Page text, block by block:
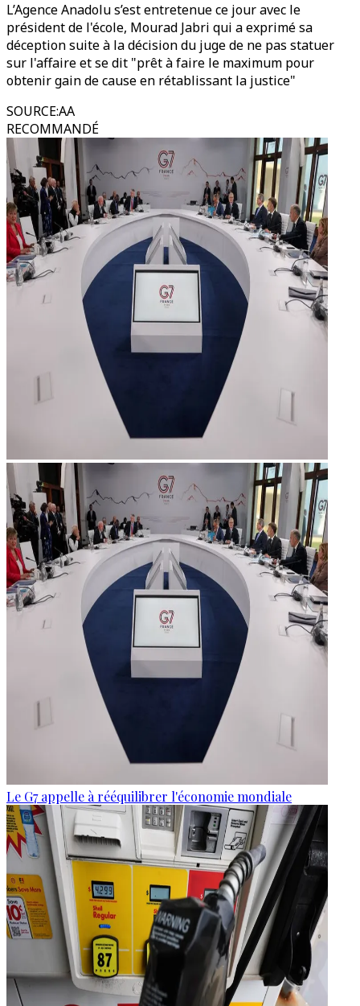
L’Agence Anadolu s’est entretenue ce jour avec le
président de l'école, Mourad Jabri qui a exprimé sa
déception suite à la décision du juge de ne pas statuer
sur l'affaire et se dit "prêt à faire le maximum pour
obtenir gain de cause en rétablissant la justice"
SOURCE:AA
RECOMMANDÉ
Le G7 appelle à rééquilibrer l'économie mondiale